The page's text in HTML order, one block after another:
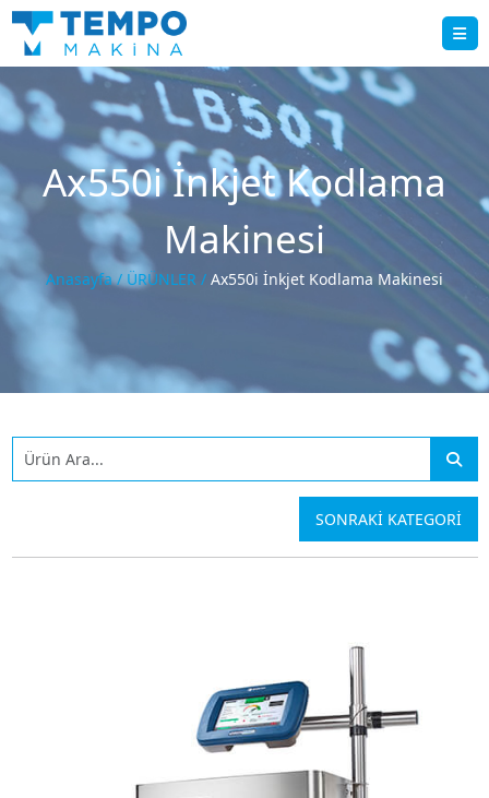
Ax550i İnkjet Kodlama
Makinesi
Anasayfa / ÜRÜNLER / Ax550i İnkjet Kodlama Makinesi
SONRAKİ KATEGORİ